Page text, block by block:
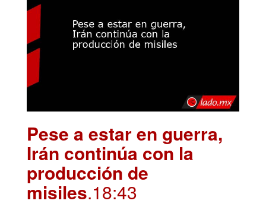
Pese a estar en guerra,
Irán continúa con la
producción de
misiles.18:43